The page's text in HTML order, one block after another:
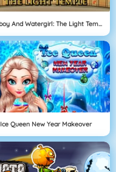
Fireboy And Watergirl: The Light Temple
Ice Queen New Year Makeover